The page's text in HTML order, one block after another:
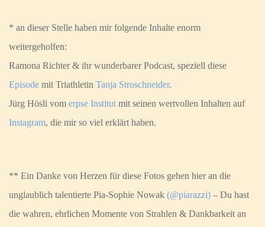
* an dieser Stelle haben mir folgende Inhalte enorm
weitergeholfen:
Ramona Richter & ihr wunderbarer Podcast, speziell diese
Episode mit Triathletin Tanja Stroschneider.
Jürg Hösli vom erpse Institut mit seinen wertvollen Inhalten auf
Instagram, die mir so viel erklärt haben.
** Ein Danke von Herzen für diese Fotos gehen hier an die
unglaublich talentierte Pia-Sophie Nowak (@piarazzi) – Du hast
die wahren, ehrlichen Momente von Strahlen & Dankbarkeit an